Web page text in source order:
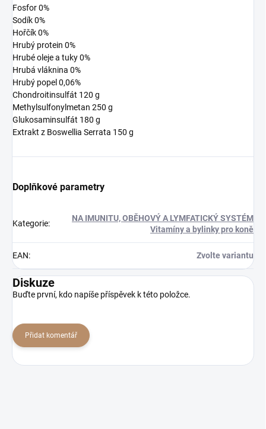
Fosfor 0%
Sodík 0%
Hořčík 0%
Hrubý protein 0%
Hrubé oleje a tuky 0%
Hrubá vláknina 0%
Hrubý popel 0,06%
Chondroitinsulfát 120 g
Methylsulfonylmetan 250 g
Glukosaminsulfát 180 g
Extrakt z Boswellia Serrata 150 g
Doplňkové parametry
Kategorie:
NA IMUNITU, OBĚHOVÝ A LYMFATICKÝ SYSTÉM
Vitamíny a bylinky pro koně
EAN: Zvolte variantu
Diskuze
Buďte první, kdo napíše příspěvek k této položce.
Přidat komentář